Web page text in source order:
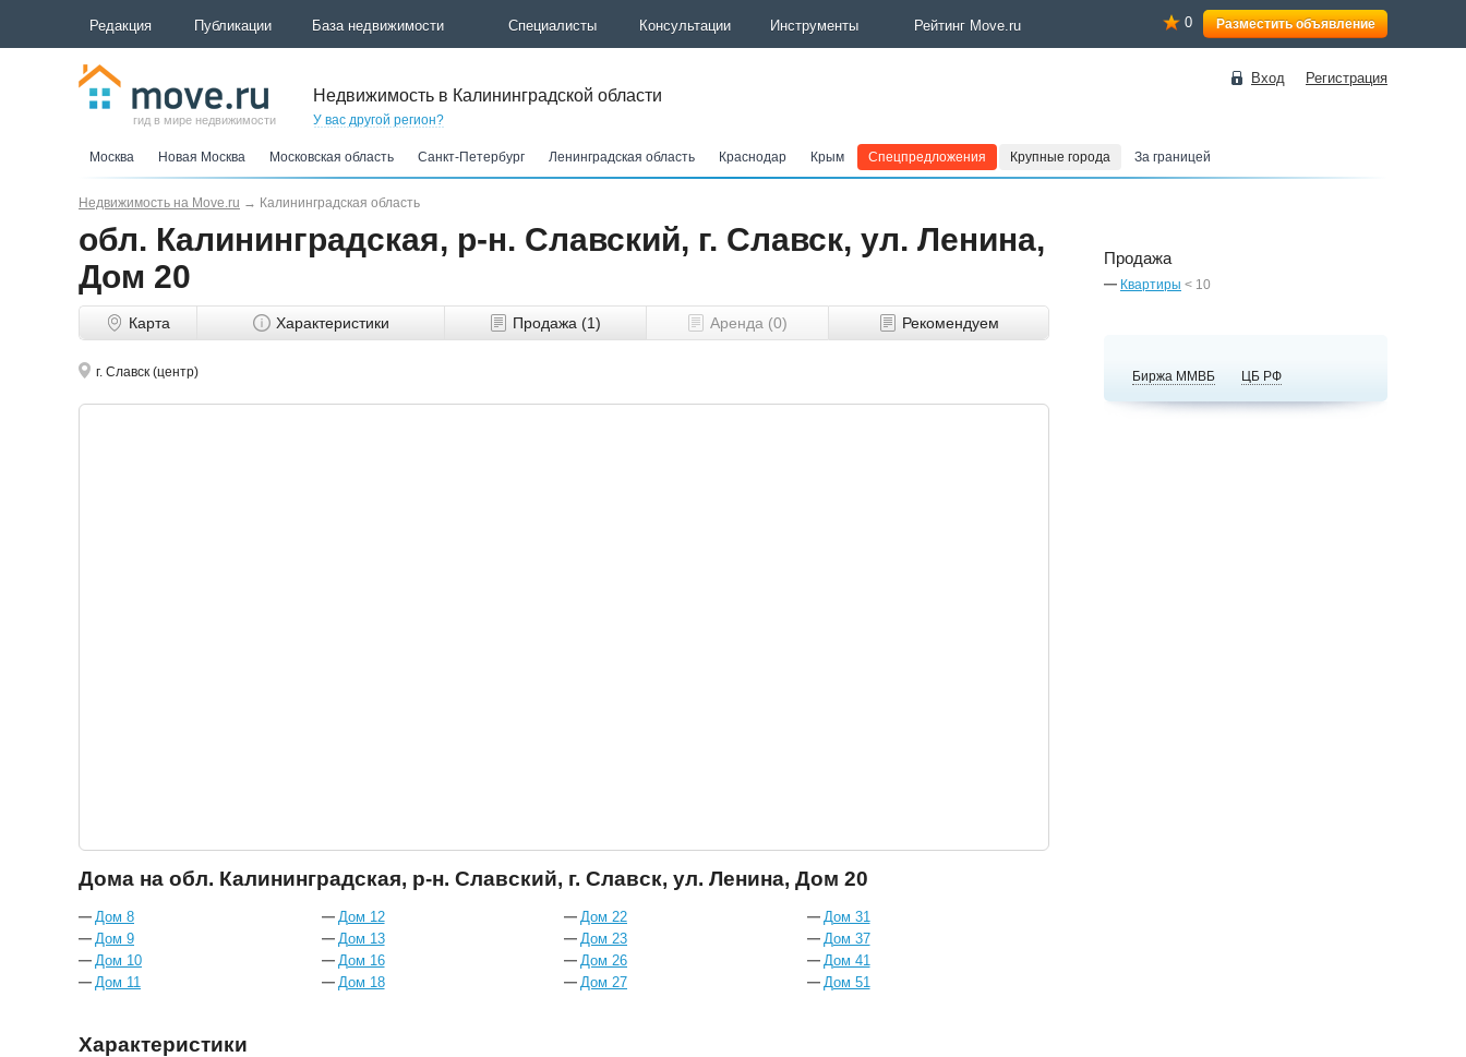
Редакция Публикации База недвижимости Специалисты Консультации Инструменты Рейтинг Move.ru Разместить объявление
0
гид в мире недвижимости
Недвижимость в Калининградской области
У вас другой регион?
Вход Регистрация
Москва Новая Москва Московская область Санкт-Петербург Ленинградская область Краснодар Крым Спецпредложения Крупные города За границей
Недвижимость на Move.ru → Калининградская область
Продажа
Квартиры < 10
Биржа ММВБ ЦБ РФ
обл. Калининградская, р-н. Славский, г. Славск, ул. Ленина,
Дом 20
Карта Характеристики Продажа (1) Аренда (0) Рекомендуем
г. Славск (центр)
Дома на обл. Калининградская, р-н. Славский, г. Славск, ул. Ленина, Дом 20
Дом 8
Дом 9
Дом 10
Дом 11
Дом 12
Дом 13
Дом 16
Дом 18
Дом 22
Дом 23
Дом 26
Дом 27
Дом 31
Дом 37
Дом 41
Дом 51
Характеристики